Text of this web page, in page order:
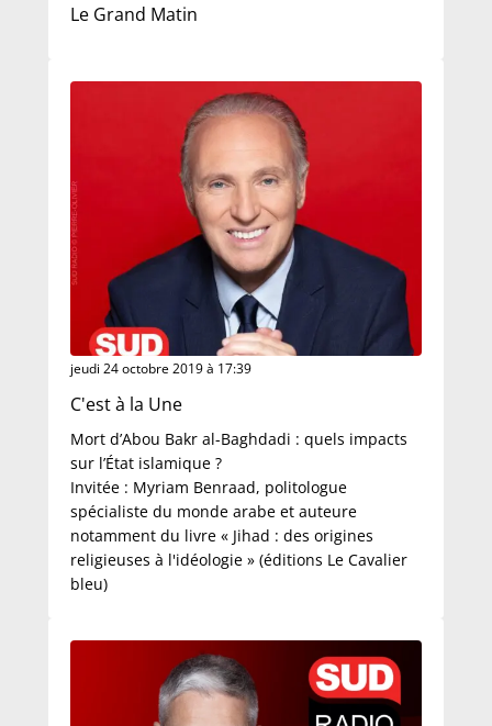
Le Grand Matin
jeudi 24 octobre 2019 à 17:39
C'est à la Une
Mort d’Abou Bakr al-Baghdadi : quels impacts
sur l’État islamique ?
Invitée : Myriam Benraad, politologue
spécialiste du monde arabe et auteure
notamment du livre « Jihad : des origines
religieuses à l'idéologie » (éditions Le Cavalier
bleu)